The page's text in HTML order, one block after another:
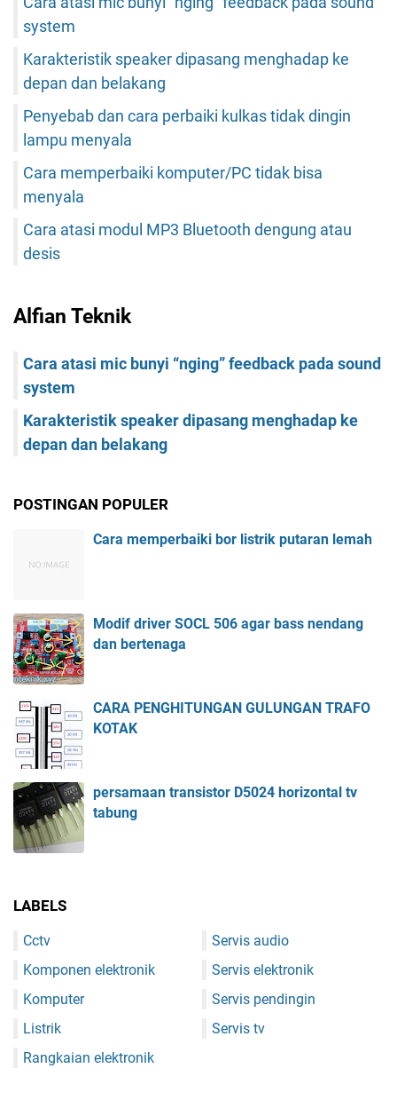
system
Karakteristik speaker dipasang menghadap ke
depan dan belakang
Penyebab dan cara perbaiki kulkas tidak dingin
lampu menyala
Cara memperbaiki komputer/PC tidak bisa
menyala
Cara atasi modul MP3 Bluetooth dengung atau
desis
Alfian Teknik
Cara atasi mic bunyi “nging” feedback pada sound
system
Karakteristik speaker dipasang menghadap ke
depan dan belakang
POSTINGAN POPULER
Cara memperbaiki bor listrik putaran lemah
Modif driver SOCL 506 agar bass nendang
dan bertenaga
CARA PENGHITUNGAN GULUNGAN TRAFO
KOTAK
persamaan transistor D5024 horizontal tv
tabung
LABELS
Cctv
Komponen elektronik
Komputer
Listrik
Rangkaian elektronik
Servis audio
Servis elektronik
Servis pendingin
Servis tv